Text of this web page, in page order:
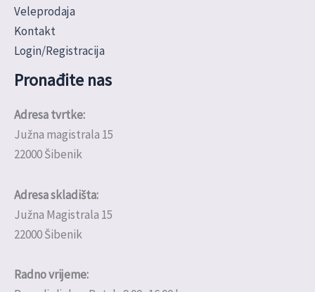
Veleprodaja
Kontakt
Login/Registracija
Pronađite nas
Adresa tvrtke:
Južna magistrala 15
22000 Šibenik
Adresa skladišta:
Južna Magistrala 15
22000 Šibenik
Radno vrijeme: